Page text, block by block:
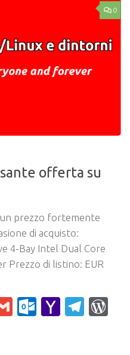
0
offerta su
prezzo fortemente
di acquisto:
4-Bay Intel Dual Core
Prezzo di listino: EUR
Gmail Yahoo